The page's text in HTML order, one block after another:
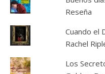
Reseña
Cuando el
Rachel
Los